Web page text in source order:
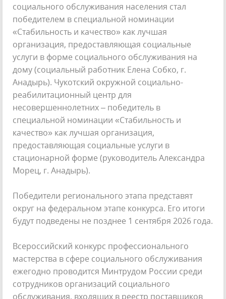
социального обслуживания населения стал
победителем в специальной номинации
«Стабильность и качество» как лучшая
организация, предоставляющая социальные
услуги в форме социального обслуживания на
дому (социальный работник Елена Собко, г.
Анадырь). Чукотский окружной социально-
реабилитационный центр для
несовершеннолетних – победитель в
специальной номинации «Стабильность и
качество» как лучшая организация,
предоставляющая социальные услуги в
стационарной форме (руководитель Александра
Морец, г. Анадырь).
Победители регионального этапа представят
округ на федеральном этапе конкурса. Его итоги
будут подведены не позднее 1 сентября 2026 года.
Всероссийский конкурс профессионального
мастерства в сфере социального обслуживания
ежегодно проводится Минтрудом России среди
сотрудников организаций социального
обслуживания, входящих в реестр поставщиков